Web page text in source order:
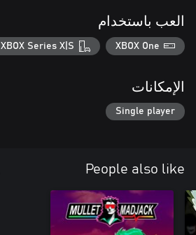
العب باستخدام
XBOX One
XBOX Series X|S
الإمكانات
Single player
People also like